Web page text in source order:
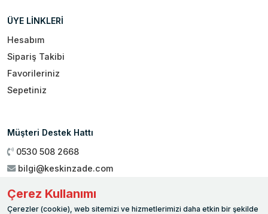
ÜYE LİNKLERİ
Hesabım
Sipariş Takibi
Favorileriniz
Sepetiniz
Müşteri Destek Hattı
0530 508 2668
bilgi@keskinzade.com
Genel Merkez: Yükseliş Mah. 1461. Sokak No:2/1 19 Mayıs
Çerez Kullanımı
Çerezler (cookie), web sitemizi ve hizmetlerimizi daha etkin bir şekilde